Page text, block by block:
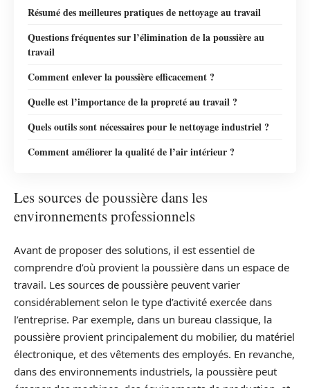
Résumé des meilleures pratiques de nettoyage au travail
Questions fréquentes sur l’élimination de la poussière au
travail
Comment enlever la poussière efficacement ?
Quelle est l’importance de la propreté au travail ?
Quels outils sont nécessaires pour le nettoyage industriel ?
Comment améliorer la qualité de l’air intérieur ?
Les sources de poussière dans les
environnements professionnels
Avant de proposer des solutions, il est essentiel de
comprendre d’où provient la poussière dans un espace de
travail. Les sources de poussière peuvent varier
considérablement selon le type d’activité exercée dans
l’entreprise. Par exemple, dans un bureau classique, la
poussière provient principalement du mobilier, du matériel
électronique, et des vêtements des employés. En revanche,
dans des environnements industriels, la poussière peut